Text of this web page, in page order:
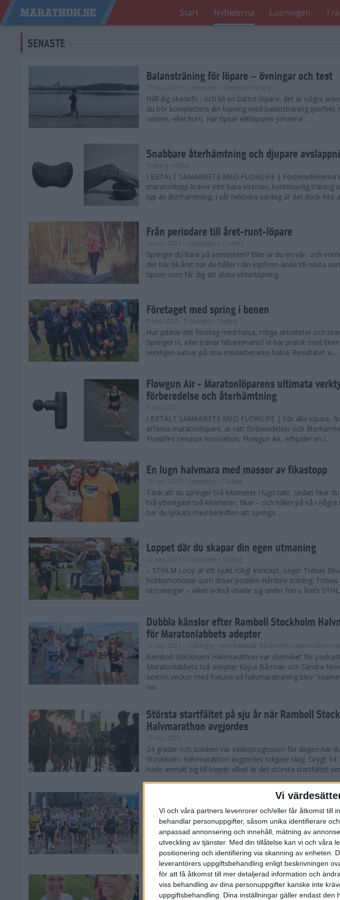
Vi
Vi och våra partners levenrorer och/eller får åtkomst till
behandlar personuppgifter, såsom unika identifierare
anpassad annonsering och innehåll, mätning av
utveckling av tjänster. Med din tillåtelse kan vi och våra
positionering och identifiering via skanning av enheten.
leverantörers uppgiftsbehandling enligt beskrivningen
för att få åtkomst till mer detaljerad information och
viss behandling av dina personuppgifter kanske inte
uppgiftsbehandling. Dina inställningar gäller endast
Start Nyheterna Löpningen
SENASTE
Balansträning för löpare – övningar och test
23 nov 2023 • Löpningen • Alternativ träning
Håll dig skadefri - och bli en bättre löpare, det är några
du bör komplettera din löpning med balansträning (perfekt
vintern, eller hur!). Här tipsar elitlöparen Johanna ...
Snabbare återhämtning och djupare
Träning • Hälsa
I BETALT SAMARBETE MED FLOWLIFE | Förberedelserna
maratonlopp kräver inte bara intensiv, kontinuerlig träning
typ av återhämtning. I vår hektiska vardag är det dock inte
Från periodare till året-runt-löpare
16 nov 2023 • Löpningen • Träning
Springer du bara på semestern? Eller är du en vår- och
det här bli året när du håller i din löpform ända till nästa
tipsen som får dig att älska vinterlöpning.
Företaget med spring i benen
9 nov 2023 • Träningen • Tävling
Hur jobbar ditt företag med hälsa, roliga aktiviteter och
Springer ni, eller tränar tillsammans? Vi har pratat med
verkligen satsar på sina medarbetares hälsa. Resultatet ä...
Flowgun Air - Maratonlöparens ultimata
förberedelse och återhämtning
6 nov 2023
I BETALT SAMARBETE MED FLOWLIFE | För alla löpare,
erfarna maratonlöpare, är rätt förberedelser och
Flowlifes senaste innovation, Flowgun Air, erbjuder en l...
En lugn halvmara med massor av fikastopp
29 sep 2023 • Löpningen • Tävling
Tänk att du springer två kilometer i lugn takt, sedan fikar
två ytterligare två kilometer, fikar – och håller på så i några
har du lyckats med bedriften att springa ...
Loppet där du skapar din egen utmaning
22 sep 2023 • Löpningen • Tävling
– STHLM Loop är ett sjukt roligt koncept, säger Tobias
hobbymotionär som driver podden Hårdare träning. Tobias
utmaningar – vilket också visade sig under förra årets
Dubbla känslor efter Ramboll Stockholm
för Maratonlabbets adepter
21 sep 2023 • Träningen • Mot Ramboll Stockholm Halvmarathon
Ramboll Stockholm Halvmarathon var slutmålet för
Maratonlabbets två adepter Kajsa Bårman och Sandra
sexton veckor med fokuserad halvmaraträning blev
var...
Största startfältet på sju år när Ramboll
Halvmarathon avgjordes
10 sep 2023
24 grader och solsken var väderprognosen för dagen när
Stockholm Halvmarathon avgjordes tidigare idag. Drygt 14
hade anmält sig till loppet vilket är det största startfältet
Nytt banrekord signerat Diego Estrada när
Stockholm Halvmarathon avgjordes
10 sep 2023
Det var ett varmt Stockholm som välkomnade löparna i
Stockholm Halvmarathon, men trots värmen så
fina tider. På herrsidan tog amerikanen Diego Estrada
Kajsa och Sandra redo för Ramboll Stockholm
Halvmarathon